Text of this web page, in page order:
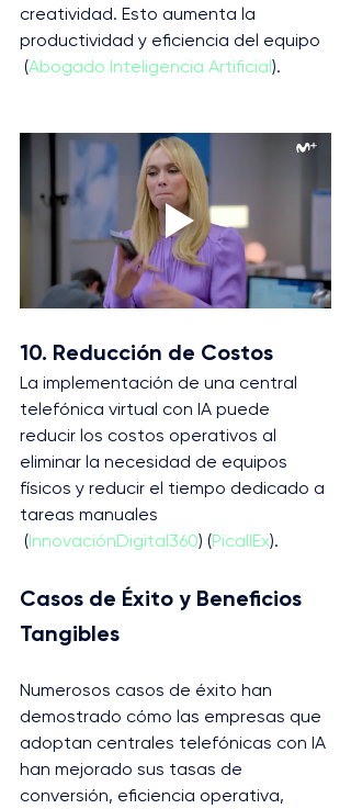
creatividad. Esto aumenta la
productividad y eficiencia del equipo​
(Abogado Inteligencia Artificial)​.
10. Reducción de Costos
La implementación de una central
telefónica virtual con IA puede
reducir los costos operativos al
eliminar la necesidad de equipos
físicos y reducir el tiempo dedicado a
tareas manuales​
(InnovaciónDigital360)​​ (PicallEx)​.
Casos de Éxito y Beneficios
Tangibles
Numerosos casos de éxito han
demostrado cómo las empresas que
adoptan centrales telefónicas con IA
han mejorado sus tasas de
conversión, eficiencia operativa,